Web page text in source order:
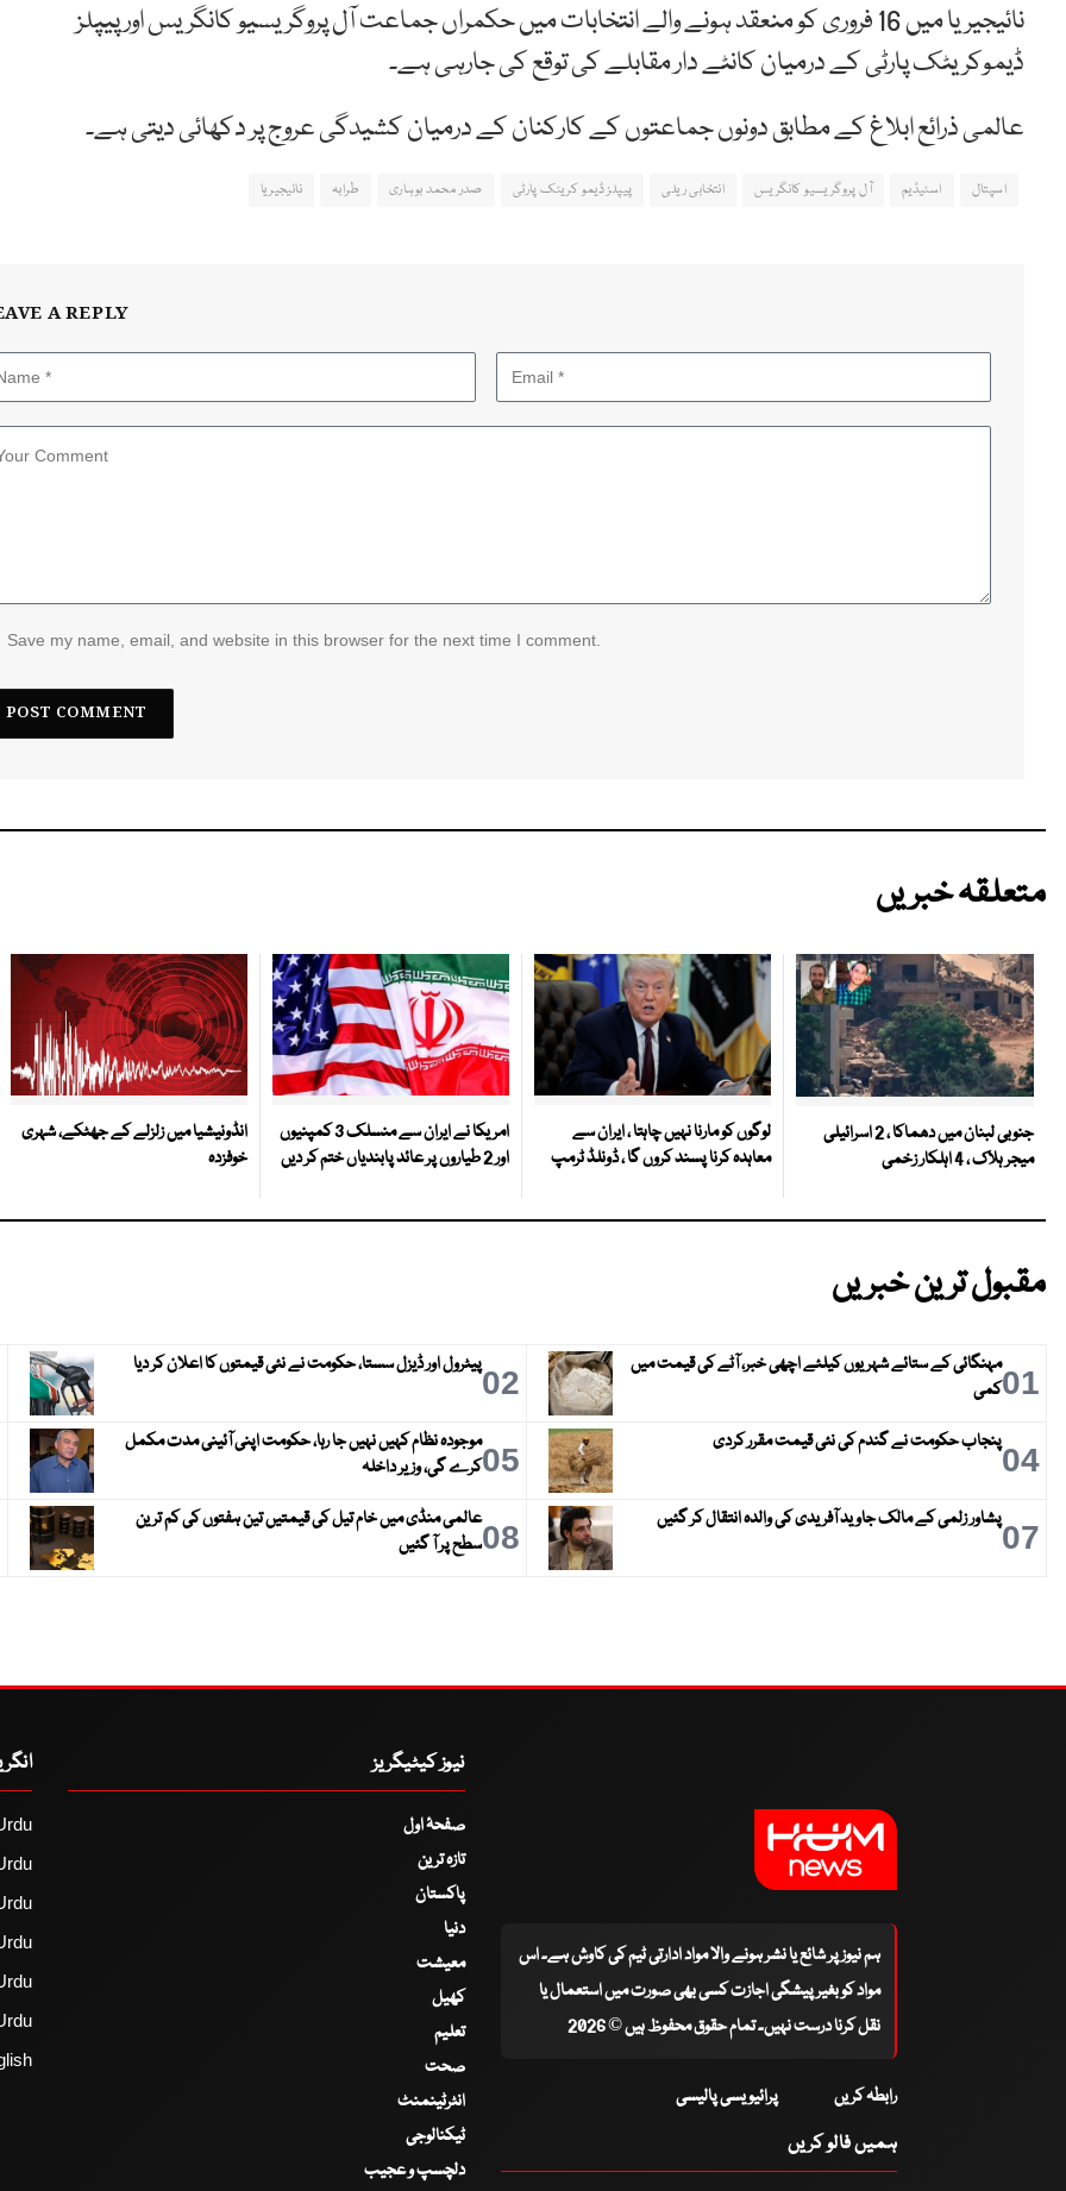
نائیجیریا میں 16 فروری کو منعقد ہونے والے انتخابات میں حکمراں جماعت آل پروگریسیو کانگریس اور پیپلز
ڈیموکریٹک پارٹی کے درمیان کانٹے دار مقابلے کی توقع کی جارہی ہے۔
عالمی ذرائع ابلاغ کے مطابق دونوں جماعتوں کے کارکنان کے درمیان کشیدگی عروج پر دکھائی دیتی ہے۔
اسپتال اسٹیڈیم آل پروگریسیو کانگریس انتخابی ریلی پیپلز ڈیمو کریٹک پارٹی صدر محمد بوہاری طرابہ نائیجیریا
A REPLY
Save my name, email, and website in this browser for the next time I comment.
متعلقہ خبریں
جنوبی لبنان میں دھماکا ، 2 اسرائیلی
میجر ہلاک ، 4 اہلکار زخمی
لوگوں کو مارنا نہیں چاہتا ، ایران سے
معاہدہ کرنا پسند کروں گا ، ڈونلڈ ٹرمپ
امریکا نے ایران سے منسلک 3 کمپنیوں
اور 2 طیاروں پر عائد پابندیاں ختم کر دیں
انڈونیشیا میں زلزلے کے جھٹکے، شہری
خوفزدہ
مقبول ترین خبریں
01مہنگائی کے ستائے شہریوں کیلئے اچھی خبر، آٹے کی قیمت میں
کمی
02پیٹرول اور ڈیزل سستا، حکومت نے نئی قیمتوں کا اعلان کر دیا
04پنجاب حکومت نے گندم کی نئی قیمت مقرر کردی 05موجودہ نظام کہیں نہیں جا رہا، حکومت اپنی آئینی مدت مکمل
کرے گی، وزیر داخلہ
07پشاور زلمی کے مالک جاوید آفریدی کی والدہ انتقال کر گئیں 08عالمی منڈی میں خام تیل کی قیمتیں تین ہفتوں کی کم ترین
سطح پر آ گئیں
ہم نیوز پر شائع یا نشر ہونے والا مواد ادارتی ٹیم کی کاوش ہے۔ اس
مواد کو بغیر پیشگی اجازت کسی بھی صورت میں استعمال یا
نقل کرنا درست نہیں۔ تمام حقوق محفوظ ہیں © 2026
رابطہ کریں پرائیویسی پالیسی
ہمیں فالو کریں
نیوز کیٹیگریز
صفحۂ اول
تازہ ترین
پاکستان
دنیا
معیشت
کھیل
تعلیم
صحت
انٹرٹینمنٹ
ٹیکنالوجی
دلچسپ و عجیب